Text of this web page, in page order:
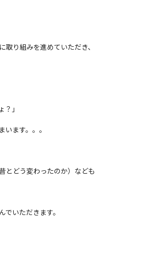
り組みを進めていただき、
」
ます。。。
とどう変わったのか）なども
いただきます。